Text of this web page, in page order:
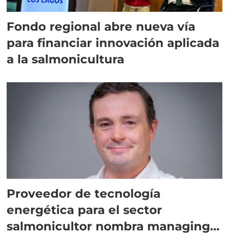
Fondo regional abre nueva vía
para financiar innovación aplicada
a la salmonicultura
Proveedor de tecnología
energética para el sector
salmonicultor nombra managing